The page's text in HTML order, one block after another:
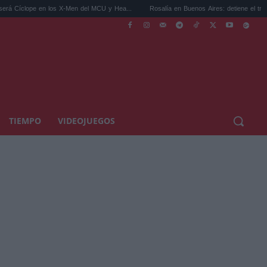
X-Men del MCU y Hea... Rosalía en Buenos Aires: detiene el tráfico y se s...
TIEMPO VIDEOJUEGOS